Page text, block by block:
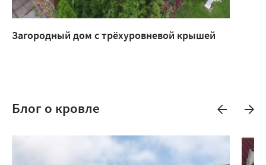
Загородный дом с трёхуровневой крышей
Блог о кровле